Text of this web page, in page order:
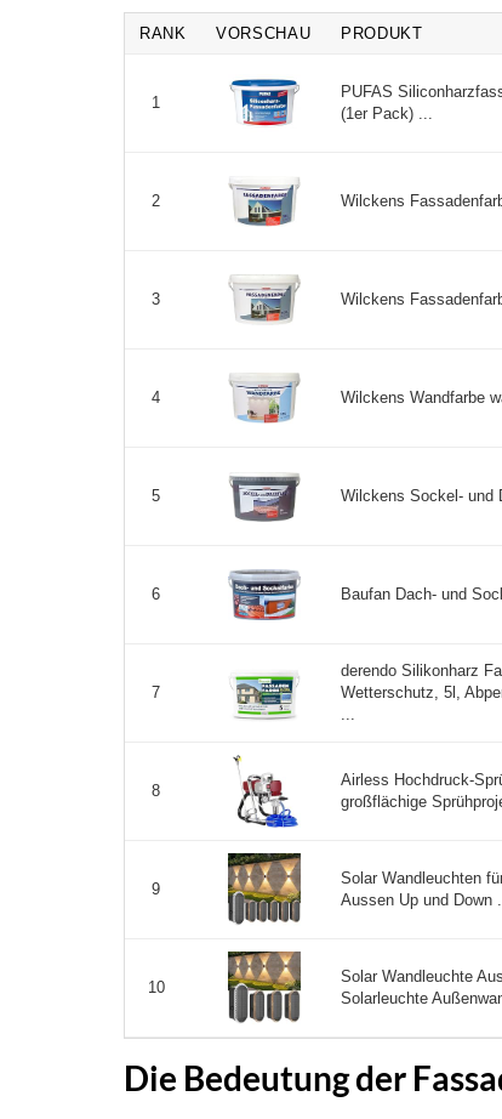
RANK VORSCHAU PRODUKT
1
PUFAS
(1er Pack) ...
2 Wilckens
3 Wilckens
4 Wilckens Wandfarbe
5 Wilckens Sockel- und
6 Baufan Dach- und
7
derendo Silikonharz
Wetterschutz, 5l,
...
8
Airless Hochdruck-
großflächige
9
Solar Wandleuchten
Aussen Up und Down
10
Solar Wandleuchte
Solarleuchte
Die Bedeutung der